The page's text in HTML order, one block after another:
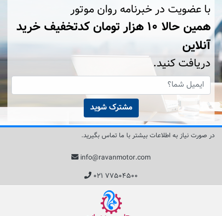
با عضویت در خبرنامه روان موتور
همین حالا ۱۰ هزار تومان کد‌تخفیف خرید
آنلاین
دریافت کنید.
مشترک شوید
در صورت نیاز به اطلاعات بیشتر با ما تماس بگیرید.
info@ravanmotor.com
۰۲۱ ۷۷۵۰۴۵۰۰